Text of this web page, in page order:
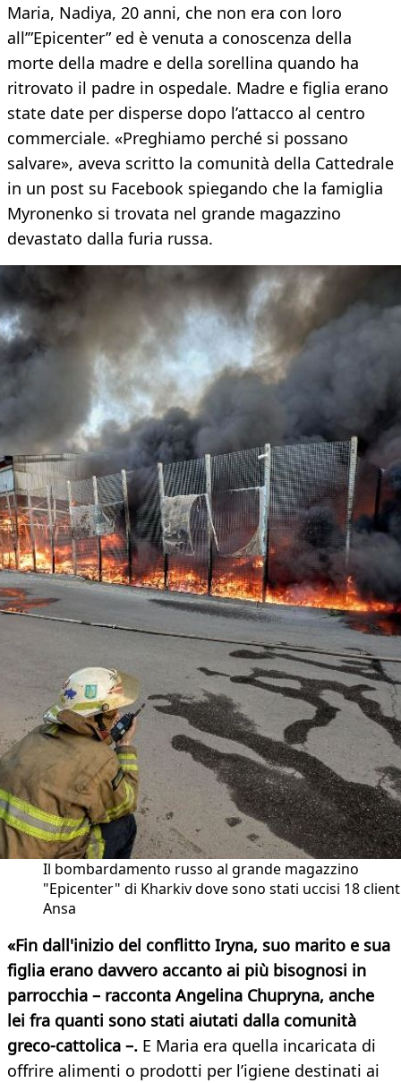
Maria, Nadiya, 20 anni, che non era con loro
all’”Epicenter” ed è venuta a conoscenza della
morte della madre e della sorellina quando ha
ritrovato il padre in ospedale. Madre e figlia erano
state date per disperse dopo l’attacco al centro
commerciale. «Preghiamo perché si possano
salvare», aveva scritto la comunità della Cattedrale
in un post su Facebook spiegando che la famiglia
Myronenko si trovata nel grande magazzino
devastato dalla furia russa.
Il bombardamento russo al grande magazzino
"Epicenter" di Kharkiv dove sono stati uccisi 18
Ansa
«Fin dall'inizio del conflitto Iryna, suo marito e sua
figlia erano davvero accanto ai più bisognosi in
parrocchia – racconta Angelina Chupryna, anche
lei fra quanti sono stati aiutati dalla comunità
greco-cattolica –. E Maria era quella incaricata di
offrire alimenti o prodotti per l’igiene destinati ai